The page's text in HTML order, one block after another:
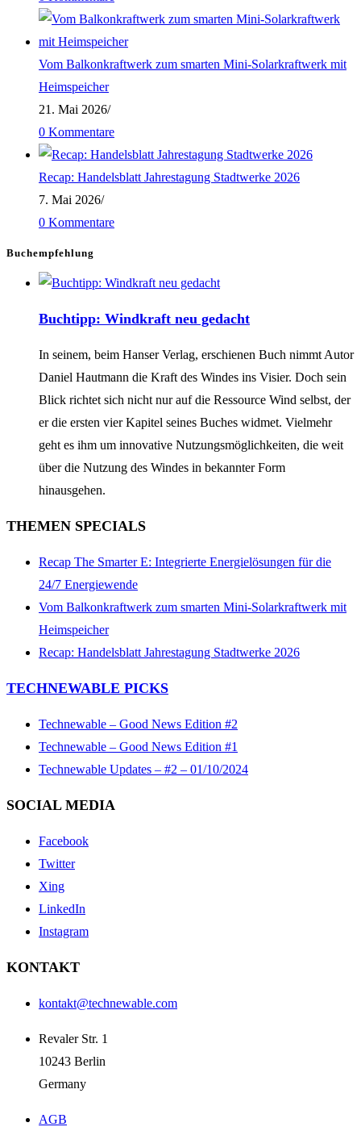
Vom Balkonkraftwerk zum smarten Mini-Solarkraftwerk mit
Heimspeicher
21. Mai 2026/
0 Kommentare
Recap: Handelsblatt Jahrestagung Stadtwerke 2026
7. Mai 2026/
0 Kommentare
Buchempfehlung
Buchtipp: Windkraft neu gedacht
In seinem, beim Hanser Verlag, erschienen Buch nimmt Autor
Daniel Hautmann die Kraft des Windes ins Visier. Doch sein
Blick richtet sich nicht nur auf die Ressource Wind selbst, der
er die ersten vier Kapitel seines Buches widmet. Vielmehr
geht es ihm um innovative Nutzungsmöglichkeiten, die weit
über die Nutzung des Windes in bekannter Form
hinausgehen.
THEMEN SPECIALS
Recap The Smarter E: Integrierte Energielösungen für die
24/7 Energiewende
Vom Balkonkraftwerk zum smarten Mini-Solarkraftwerk mit
Heimspeicher
Recap: Handelsblatt Jahrestagung Stadtwerke 2026
TECHNEWABLE PICKS
Technewable – Good News Edition #2
Technewable – Good News Edition #1
Technewable Updates – #2 – 01/10/2024
SOCIAL MEDIA
Facebook
Twitter
Xing
LinkedIn
Instagram
KONTAKT
kontakt@technewable.com
Revaler Str. 1
10243 Berlin
Germany
AGB